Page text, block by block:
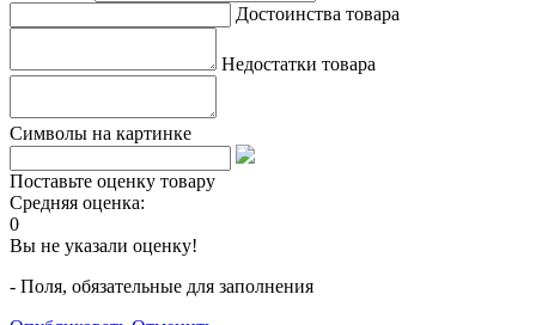
Достоинства товара
Недостатки товара
Символы на картинке
Поставьте оценку товару
Средняя оценка:
0
Вы не указали оценку!
- Поля, обязательные для заполнения